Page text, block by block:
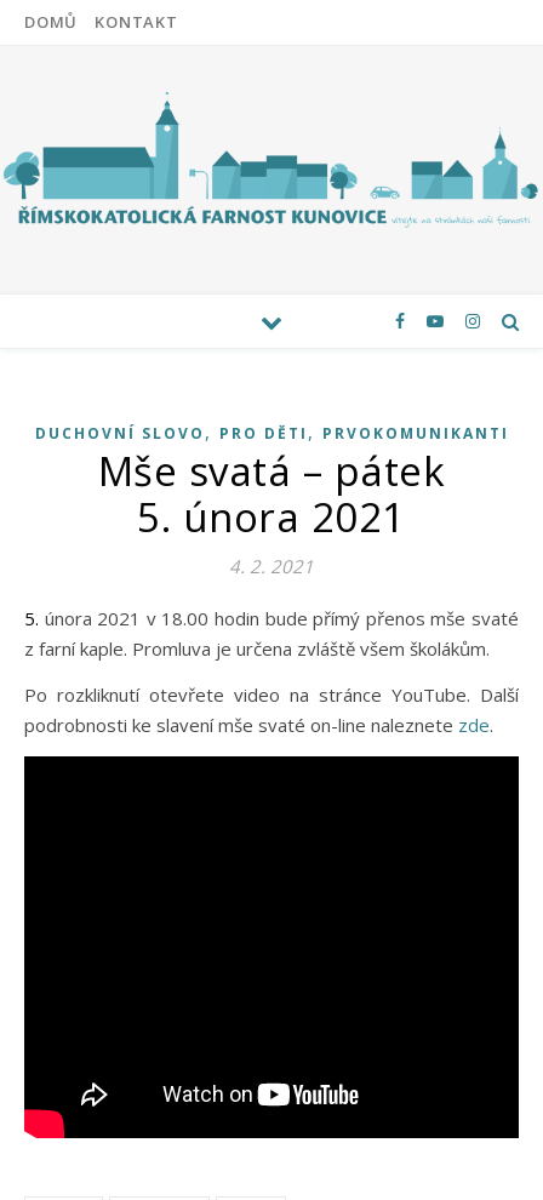
DOMŮ KONTAKT
DUCHOVNÍ SLOVO , PRO DĚTI , PRVOKOMUNIKANTI
Mše svatá – pátek
5. února 2021
4. 2. 2021
5. února 2021 v 18.00 hodin bude přímý přenos mše svaté
z farní kaple. Promluva je určena zvláště všem školákům.
Po rozkliknutí otevřete video na stránce YouTube. Další
podrobnosti ke slavení mše svaté on-line naleznete zde.